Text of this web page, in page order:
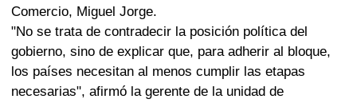
Comercio, Miguel Jorge.
"No se trata de contradecir la posición política del
gobierno, sino de explicar que, para adherir al bloque,
los países necesitan al menos cumplir las etapas
necesarias", afirmó la gerente de la unidad de